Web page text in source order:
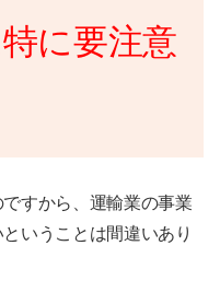
に要注意
すから、運輸業の事業
いうことは間違いあり